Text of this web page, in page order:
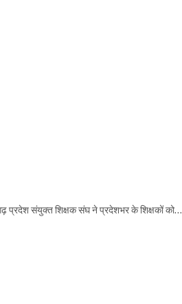
प्रदेश संयुक्त शिक्षक संघ ने प्रदेशभर के शिक्षकों को…